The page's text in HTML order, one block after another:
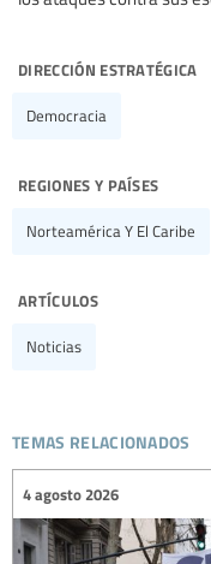
dirección estratégica
Democracia
regiones y países
Norteamérica Y El Caribe
artículos
Noticias
temas relacionados
4 agosto 2026